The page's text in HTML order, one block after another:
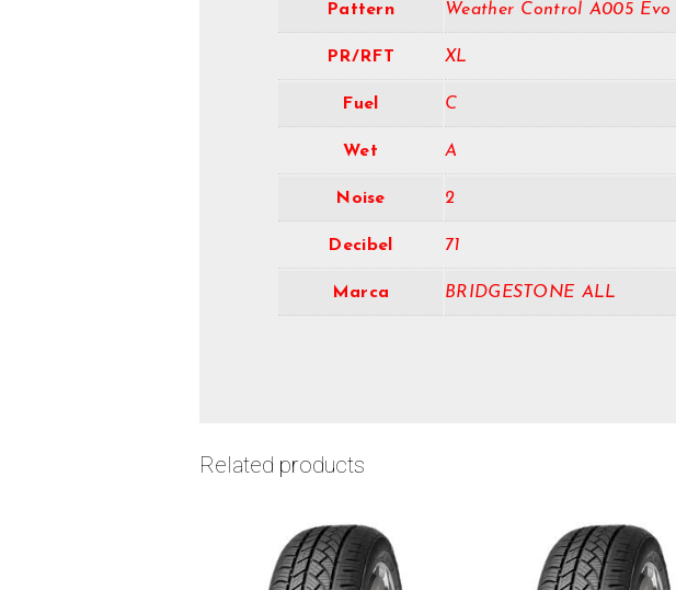
Pattern Weather Control A005 Evo
PR/RFT XL
Fuel C
Wet A
Noise 2
Decibel 71
Marca BRIDGESTONE ALL
Related products